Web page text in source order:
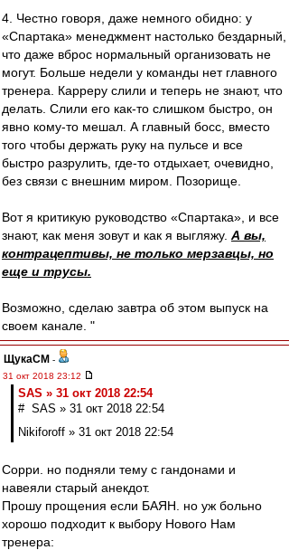
4. Честно говоря, даже немного обидно: у
«Спартака» менеджмент настолько бездарный,
что даже вброс нормальный организовать не
могут. Больше недели у команды нет главного
тренера. Карреру слили и теперь не знают, что
делать. Слили его как-то слишком быстро, он
явно кому-то мешал. А главный босс, вместо
того чтобы держать руку на пульсе и все
быстро разрулить, где-то отдыхает, очевидно,
без связи с внешним миром. Позорище.
Вот я критикую руководство «Спартака», и все
знают, как меня зовут и как я выгляжу. А вы,
контрацептивы, не только мерзавцы, но
еще и трусы.
Возможно, сделаю завтра об этом выпуск на
своем канале. "
ЩукаСМ -
31 окт 2018 23:12
SAS » 31 окт 2018 22:54
# SAS » 31 окт 2018 22:54
Nikiforoff » 31 окт 2018 22:54
Сорри. но подняли тему с гандонами и
навеяли старый анекдот.
Прошу прощения если БАЯН. но уж больно
хорошо подходит к выбору Нового Нам
тренера: